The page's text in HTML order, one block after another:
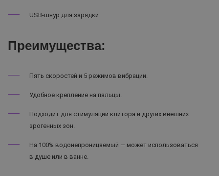
USB-шнур для зарядки
Преимущества:
Пять скоростей и 5 режимов вибрации.
Удобное крепление на пальцы.
Подходит для стимуляции клитора и других внешних
эрогенных зон.
На 100% водонепроницаемый — может использоваться
в душе или в ванне.